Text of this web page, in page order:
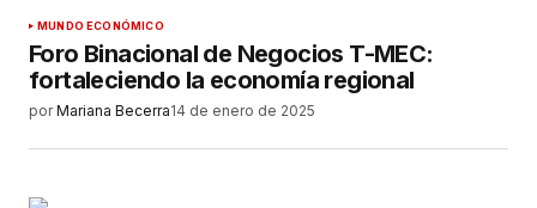
MUNDO ECONÓMICO
Foro Binacional de Negocios T-MEC:
fortaleciendo la economía regional
por Mariana Becerra14 de enero de 2025